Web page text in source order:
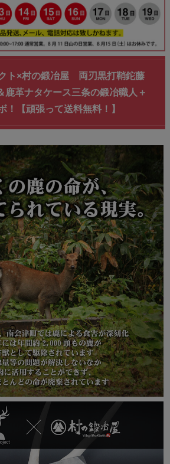
ト×村の鍛冶屋 両刃黒打鞘鉈藤
鹿革ナタケース三条の鍛冶職人＋
！【頑張って送料無料！】